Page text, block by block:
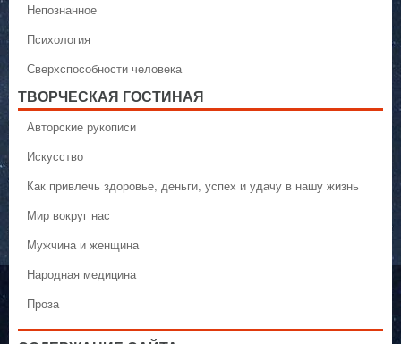
Непознанное
Психология
Сверхспособности человека
ТВОРЧЕСКАЯ ГОСТИНАЯ
Авторские рукописи
Искусство
Как привлечь здоровье, деньги, успех и удачу в нашу жизнь
Мир вокруг нас
Мужчина и женщина
Народная медицина
Проза